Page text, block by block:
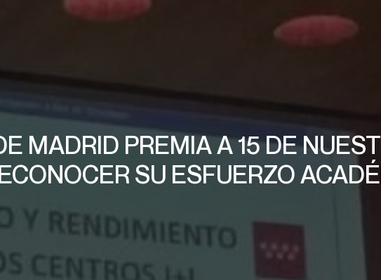
MADRID PREMIA A 15 DE
SU ESFUERZO